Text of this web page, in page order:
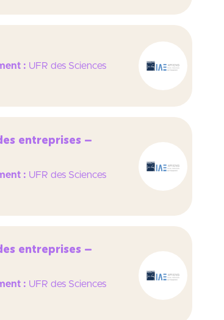
: UFR des Sciences
entreprises –
: UFR des Sciences
entreprises –
: UFR des Sciences